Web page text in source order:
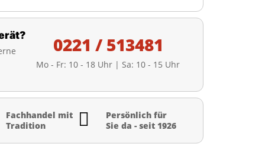
0221 / 513481
Mo - Fr: 10 - 18 Uhr | Sa: 10 - 15 Uhr
Fachhandel mit
Tradition

Persönlich für
Sie da - seit 1926